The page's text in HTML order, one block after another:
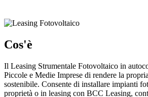
Cos'è
Il Leasing Strumentale Fotovoltaico in
Piccole e Medie Imprese di rendere la
sostenibile. Consente di installare impianti
proprietà o in leasing con BCC Leasing,